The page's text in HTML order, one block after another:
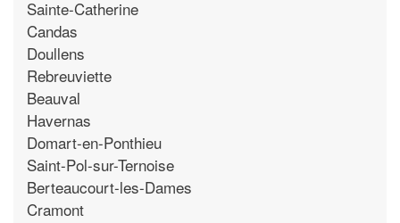
Sainte-Catherine
Candas
Doullens
Rebreuviette
Beauval
Havernas
Domart-en-Ponthieu
Saint-Pol-sur-Ternoise
Berteaucourt-les-Dames
Cramont